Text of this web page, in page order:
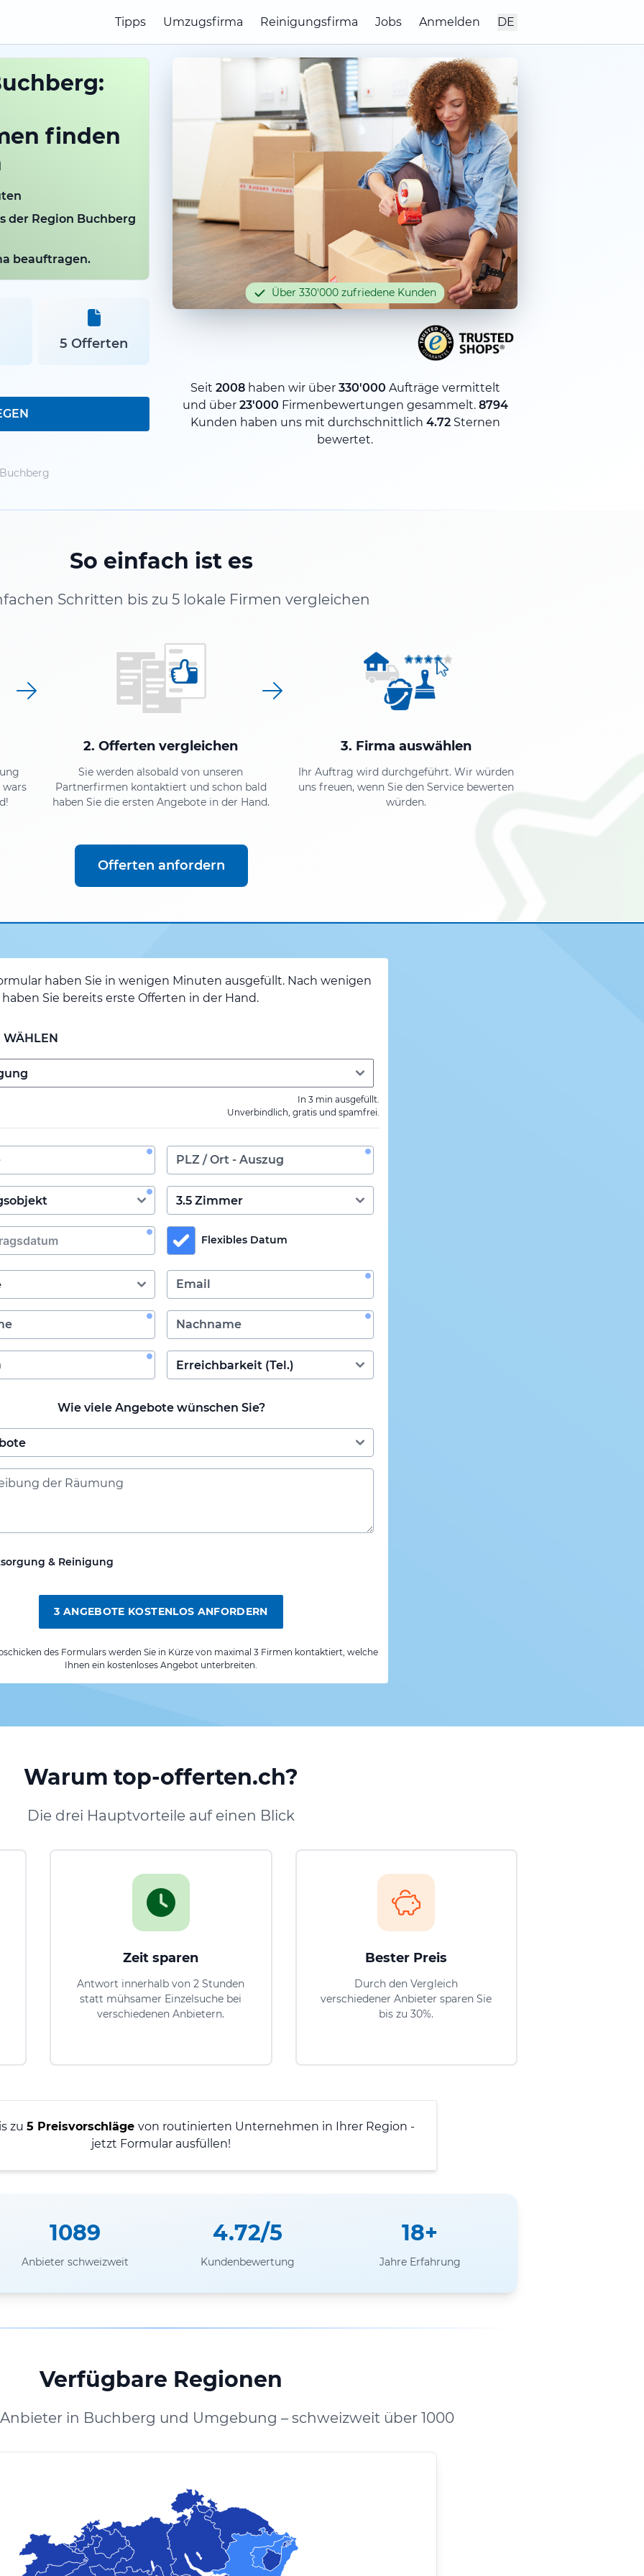
Tipps Umzugsfirma Reinigungsfirma Jobs Anmelden DE
finden
der Region Buchberg
beauftragen.
5 Offerten
Über 330'000 zufriedene Kunden
Seit 2008haben wir über 330'000 Aufträge vermittelt
und über 23'000 Firmenbewertungen gesammelt. 8794
Kunden haben uns mit durchschnittlich 4.72Sternen
bewertet.
So einfach ist es
Schritten bis zu 5 lokale Firmen vergleichen
2. Offerten vergleichen
Sie werden alsobald von unseren
Partnerfirmen kontaktiert und schon bald
haben Sie die ersten Angebote in der Hand.
3. Firma auswählen
Ihr Auftrag wird durchgeführt. Wir würden
uns freuen, wenn Sie den Service bewerten
würden.
Offerten anfordern
haben Sie in wenigen Minuten ausgefüllt. Nach wenigen
Sie bereits erste Offerten in der Hand.
WÄHLEN
In 3 min ausgefüllt.
Unverbindlich, gratis und spamfrei.
Flexibles Datum
Wie viele Angebote wünschen Sie?
& Reinigung
3 ANGEBOTE KOSTENLOS ANFORDERN
des Formulars werden Sie in Kürze von maximal 3 Firmen kontaktiert, welche
Ihnen ein kostenloses Angebot unterbreiten.
Warum top-offerten.ch?
Die drei Hauptvorteile auf einen Blick
Zeit sparen
Antwort innerhalb von 2 Stunden
statt mühsamer Einzelsuche bei
verschiedenen Anbietern.
Bester Preis
Durch den Vergleich
verschiedener Anbieter sparen Sie
bis zu 30%.
zu 5 Preisvorschläge von routinierten Unternehmen in Ihrer Region -
jetzt Formular ausfüllen!
1089
Anbieter schweizweit
4.72/5
Kundenbewertung
18+
Jahre Erfahrung
Verfügbare Regionen
in Buchberg und Umgebung – schweizweit über 1000